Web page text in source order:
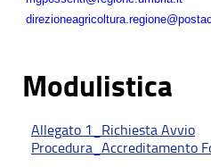
Modulistica
Allegato 1_Richiesta Avvio
Procedura_Accreditamento